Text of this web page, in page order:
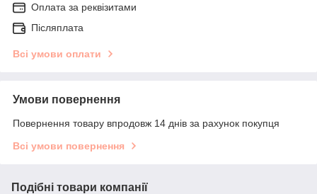
Оплата за реквізитами
Післяплата
Всі умови оплати
Умови повернення
Повернення товару впродовж 14 днів за рахунок покупця
Всі умови повернення
Подібні товари компанії